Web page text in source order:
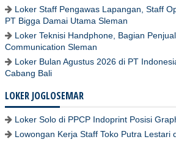
Loker Staff Pengawas Lapangan, Staff
PT Bigga Damai Utama Sleman
Loker Teknisi Handphone, Bagian
Communication Sleman
Loker Bulan Agustus 2026 di PT
Cabang Bali
LOKER JOGLOSEMAR
Loker Solo di PPCP Indoprint Posisi
Lowongan Kerja Staff Toko Putra Lestari